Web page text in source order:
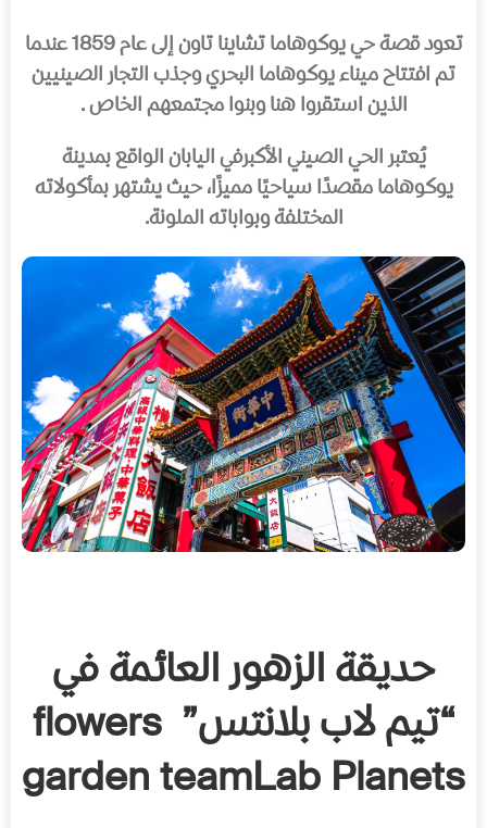
تعود قصة حي يوكوهاما تشاينا تاون إلى عام 1859 عندما
تم افتتاح ميناء يوكوهاما البحري وجذب التجار الصينيين
الذين استقروا هنا وبنوا مجتمعهم الخاص .
يُعتبر الحي الصيني الأكبرفي اليابان الواقع بمدينة
يوكوهاما مقصدًا سياحيًا مميزًا، حيث يشتهر بمأكولاته
المختلفة وبواباته الملونة.
حديقة الزهور العائمة في
“تيم لاب بلانتس”flowers
garden teamLab Planets